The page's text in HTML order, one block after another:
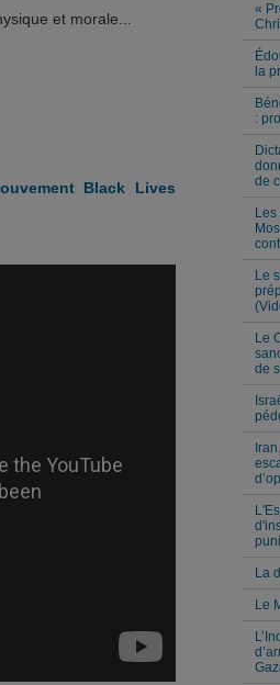
et morale...
Black Lives
«
la
:
de
Le
Le
de
La
Le